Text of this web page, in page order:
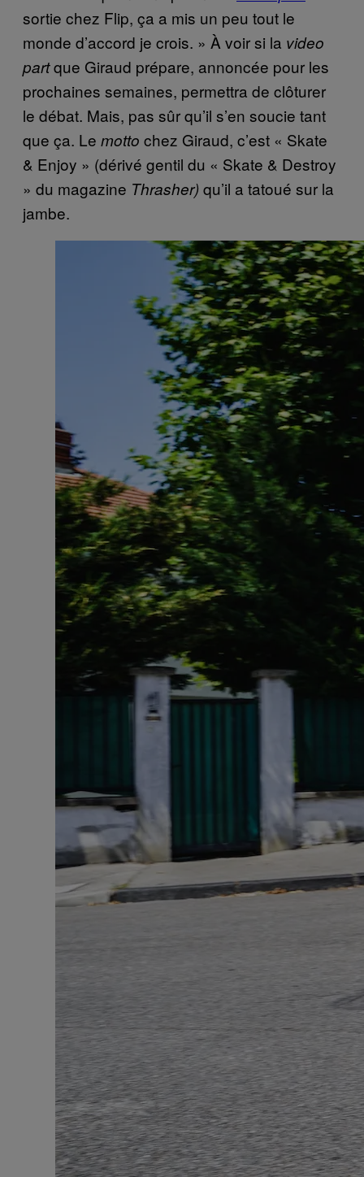
sortie chez Flip, ça a mis un peu tout le
monde d’accord je crois. » À voir si la video
partque Giraud prépare, annoncée pour les
prochaines semaines, permettra de clôturer
le débat. Mais, pas sûr qu’il s’en soucie tant
que ça. Le motto chez Giraud, c’est « Skate
& Enjoy » (dérivé gentil du « Skate & Destroy
» du magazine Thrasher) qu’il a tatoué sur la
jambe.